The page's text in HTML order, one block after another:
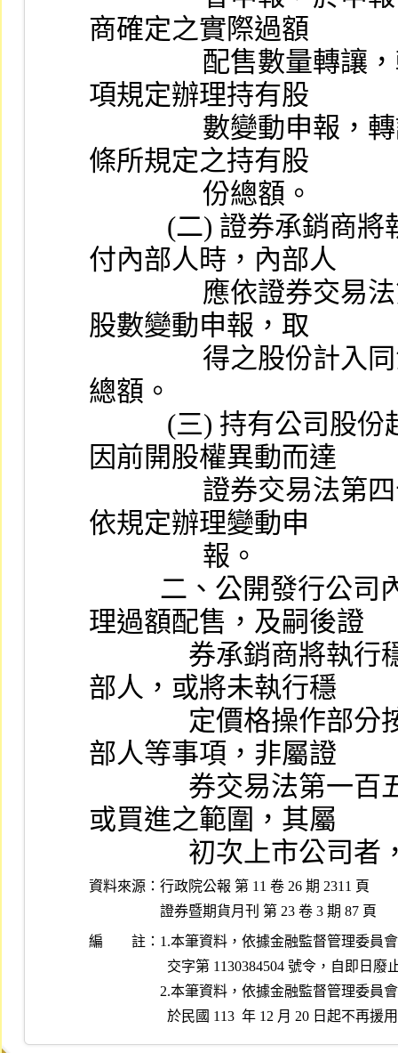
商確定之實際過額
項規定辦理持有股
條所規定之持有股
                份總額。
付內部人時，內部人
股數變動申報，取
總額。
因前開股權異動而達
依規定辦理變動申
                報。
理過額配售，及嗣後證
部人，或將未執行穩
部人等事項，非屬證
或買進之範圍，其屬
初次
資料來源： 行政院公報 第 11 卷 26 期 2311 頁
證券暨期貨月刊 第 23 卷 3 期 87 頁
編 註： 1.本筆資料，依據金融監督管理委員
2.本筆資料，依據金融監督管理委員
於民國 113  年 12 月 20 日起不再